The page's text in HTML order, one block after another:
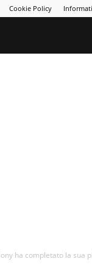
Cookie Policy
ha completato la sua